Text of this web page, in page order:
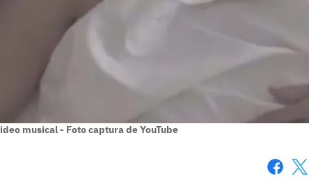
musical - Foto captura de YouTube